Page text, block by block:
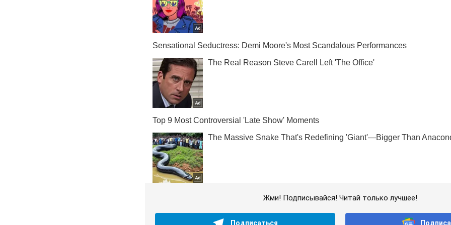
Жми! Подписывайся! Читай только лучшее!
Подписаться